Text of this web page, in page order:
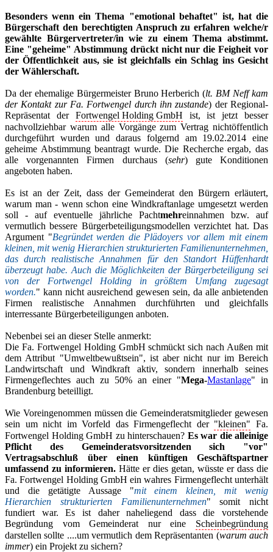
Besonders wenn ein Thema "emotional behaftet" ist, hat die
Bürgerschaft den berechtigten Anspruch zu erfahren welche/r
gewählte Bürgervertreter/in wie zu einem Thema abstimmt.
Eine "geheime" Abstimmung drückt nicht nur die Feigheit vor
der Öffentlichkeit aus, sie ist gleichfalls ein Schlag ins Gesicht
der Wählerschaft.
Da der ehemalige Bürgermeister Bruno Herberich (lt. BM Neff kam
der Kontakt zur Fa. Fortwengel durch ihn zustande) der Regional-
Repräsentat der Fortwengel Holding GmbH ist, ist jetzt besser
nachvollziehbar warum alle Vorgänge zum Vertrag nichtöffentlich
durchgeführt wurden und daraus folgernd am 19.02.2014 eine
geheime Abstimmung beantragt wurde. Die Recherche ergab, das
alle vorgenannten Firmen durchaus (sehr) gute Konditionen
angeboten haben.
Es ist an der Zeit, dass der Gemeinderat den Bürgern erläutert,
warum man - wenn schon eine Windkraftanlage umgesetzt werden
soll - auf eventuelle jährliche Pachtmehreinnahmen bzw. auf
vermutlich bessere Bürgerbeteiligungsmodellen verzichtet hat. Das
Argument "Begründet werden die Plädoyers vor allem mit einem
kleinen, mit wenig Hierarchien strukturierten Familienunternehmen,
das durch realistische Annahmen für den Standort Hüffenhardt
überzeugt habe. Auch die Möglichkeiten der Bürgerbeteiligung sei
von der Fortwengel Holding in größtem Umfang zugesagt
worden." kann nicht ausreichend gewesen sein, da alle anbietenden
Firmen realistische Annahmen durchführten und gleichfalls
interressante Bürgerbeteiligungen anboten.
Nebenbei sei an dieser Stelle anmerkt:
Die Fa. Fortwengel Holding GmbH schmückt sich nach Außen mit
dem Attribut "Umweltbewußtsein", ist aber nicht nur im Bereich
Landwirtschaft und Windkraft aktiv, sondern innerhalb seines
Firmengeflechtes auch zu 50% an einer "Mega-Mastanlage" in
Brandenburg beteilligt.
Wie Voreingenommen müssen die Gemeinderatsmitglieder gewesen
sein um nicht im Vorfeld das Firmengeflecht der "kleinen" Fa.
Fortwengel Holding GmbH zu hinterschauen? Es war die alleinige
Pflicht des Gemeinderatsvorsitzenden sich "vor"
Vertragsabschluß über einen künftigen Geschäftspartner
umfassend zu informieren. Hätte er dies getan, wüsste er dass die
Fa. Fortwengel Holding GmbH ein wahres Firmengeflecht unterhält
und die getätigte Aussage "mit einem kleinen, mit wenig
Hierarchien strukturierten Familienunternehmen" somit nicht
fundiert war. Es ist daher naheliegend dass die vorstehende
Begründung vom Gemeinderat nur eine Scheinbegründung
darstellen sollte ....um vermutlich dem Repräsentanten (warum auch
immer) ein Projekt zu sichern?